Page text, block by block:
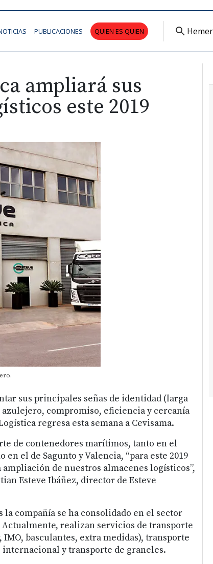
PUBLICACIONES QUIEN ES QUIEN
ampliará sus
este 2019
sus principales señas de identidad (larga
compromiso, eficiencia y cercanía
regresa esta semana a Cevisama.
de contenedores marítimos, tanto en el
en el de Sagunto y Valencia, “para este 2019
de nuestros almacenes logísticos”,
Esteve Ibáñez, director de Esteve
compañía se ha consolidado en el sector
realizan servicios de transporte
basculantes, extra medidas), transporte
y transporte de graneles.